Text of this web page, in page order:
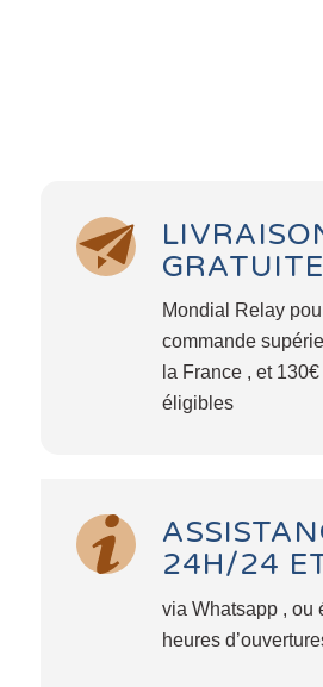
GRATUITE
Mondial Relay
commande
la France , et
éligibles
24H/24
via Whatsapp , ou
heures